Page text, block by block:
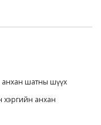
анхан шатны шүүх
хэргийн анхан